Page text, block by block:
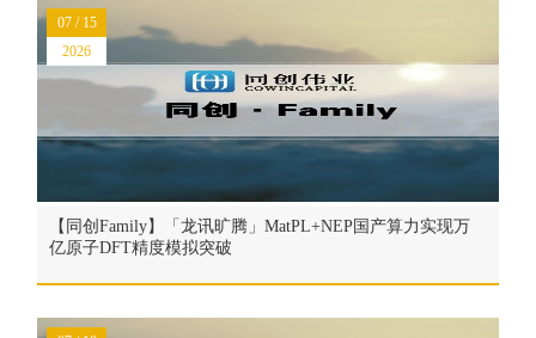
【同创Family】「龙讯旷腾」MatPL+NEP国产算力实现万
亿原子DFT精度模拟突破
07 / 15
2026